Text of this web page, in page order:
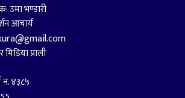
उमा भण्डारी
आचार्य
प्राली
न. ४३८५